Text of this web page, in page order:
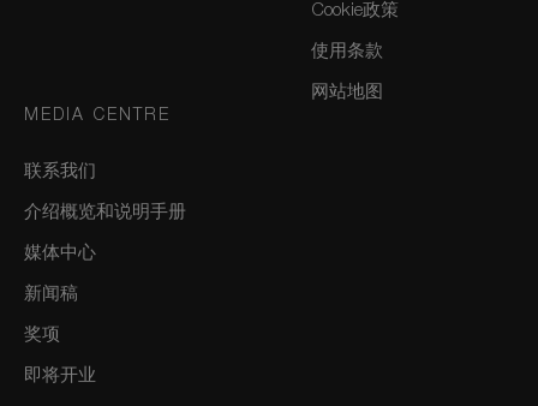
Cookie政策
使用条款
网站地图
MEDIA CENTRE
联系我们
介绍概览和说明手册
媒体中心
新闻稿
奖项
即将开业